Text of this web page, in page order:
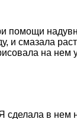
помощи
и смазала
на
в нем